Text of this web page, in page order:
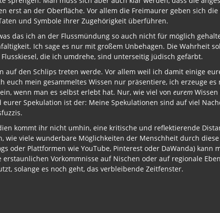
erst an der Oberfläche. Vor allem die Freimaurer geben sich
und Symbole ihrer Zugehörigkeit überführen.
das ich an der Flussmündung so auch nicht für möglich
Ich sage es nur mit großem Unbehagen. Die Wahrheit
die ich umdrehe, sind unterseitig jüdisch gefärbt.
den Schlips treten werde. Vor allem weil ich damit einige
mein gesammeltes Wissen nur präsentiere, ich erzeuge
wenn man es selbst erlebt hat. Nur, wie viel von eurem
Spekulation ist der: Meine Spekulationen sind auf viel
kommt ihr nicht umhin, eine kritische und reflektierende
viele wunderbare Möglichkeiten der Menschheit durch
oder Plattformen wie YouTube, Pinterest oder DaWanda)
Vorkommnisse auf Nischen oder auf regionale
solange es noch geht, das verbleibende Zeitfenster.